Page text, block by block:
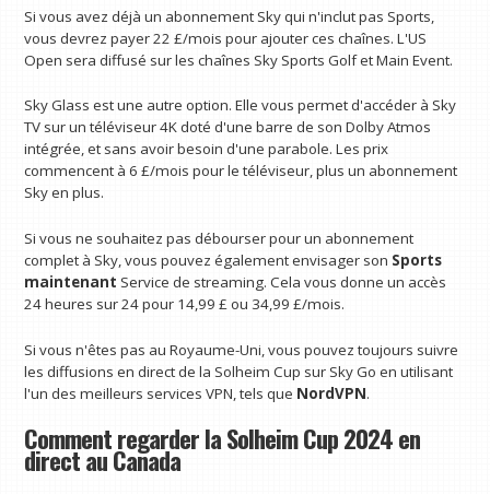
Si vous avez déjà un abonnement Sky qui n'inclut pas Sports,
vous devrez payer 22 £/mois pour ajouter ces chaînes. L'US
Open sera diffusé sur les chaînes Sky Sports Golf et Main Event.
Sky Glass est une autre option. Elle vous permet d'accéder à Sky
TV sur un téléviseur 4K doté d'une barre de son Dolby Atmos
intégrée, et sans avoir besoin d'une parabole. Les prix
commencent à 6 £/mois pour le téléviseur, plus un abonnement
Sky en plus.
Si vous ne souhaitez pas débourser pour un abonnement
complet à Sky, vous pouvez également envisager son Sports
maintenant Service de streaming. Cela vous donne un accès
24 heures sur 24 pour 14,99 £ ou 34,99 £/mois.
Si vous n'êtes pas au Royaume-Uni, vous pouvez toujours suivre
les diffusions en direct de la Solheim Cup sur Sky Go en utilisant
l'un des meilleurs services VPN, tels que NordVPN.
Comment regarder la Solheim Cup 2024 en
direct au Canada